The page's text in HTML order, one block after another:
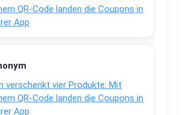
QR-Code landen die Coupons in
App
verschenkt vier Produkte: Mit
QR-Code landen die Coupons in
App